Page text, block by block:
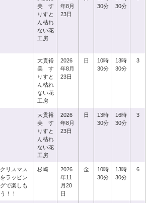
美 す
りすと
ん枯れ
ない花
工房
年8月
23日
30分
30分
大貫裕
美 す
りすと
ん枯れ
ない花
工房
2026
年8月
23日
日
10時
30分
13時
30分
3
大貫裕
美 す
りすと
ん枯れ
ない花
工房
2026
年8月
23日
日
13時
30分
16時
30分
3
クリスマス
をラッピン
グで楽しも
う！！
杉崎
2026
年11
月20
日
金
10時
30分
13時
30分
6